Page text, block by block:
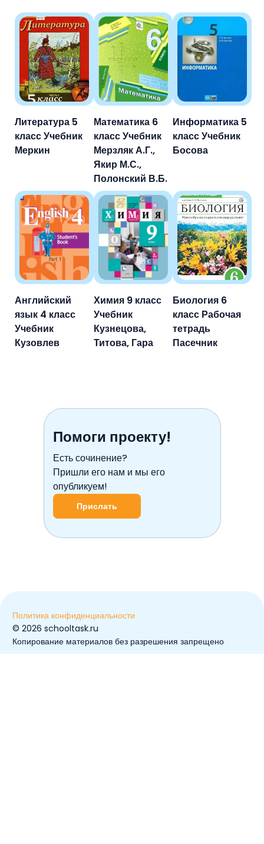
Литература 5
класс Учебник
Меркин
Математика 6
класс Учебник
Мерзляк А.Г.,
Якир М.С.,
Полонский В.Б.
Информатика 5
класс Учебник
Босова
Английский
язык 4 класс
Учебник
Кузовлев
Химия 9 класс
Учебник
Кузнецова,
Титова, Гара
Биология 6
класс Рабочая
тетрадь
Пасечник
Помоги проекту!
Есть сочинение?
Пришли его нам и мы его
опубликуем!
Прислать
© ️2026 schooltask.ru
Копирование материалов без разрешения запрещено
Политика конфиденциальности